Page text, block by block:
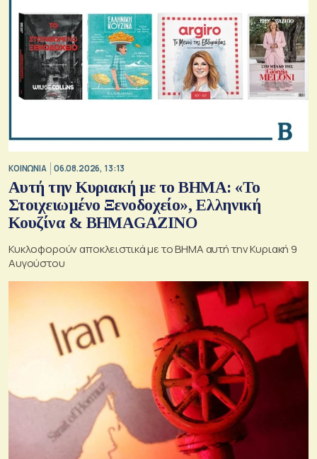
ΚΟΙΝΩΝΙΑ 06.08.2026, 13:13
Αυτή την Κυριακή με το ΒΗΜΑ: «Το
Στοιχειωμένο Ξενοδοχείο», Ελληνική
Κουζίνα & ΒΗΜΑGAZINO
Κυκλοφορούν αποκλειστικά με το ΒΗΜΑ αυτή την Κυριακή 9
Αυγούστου